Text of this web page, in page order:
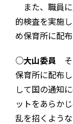
また、職員
的検査を実施
め保育所に配布
○大山委員 そ
保育所に配布
して国の通知
ットをあらか
乱を招くよう